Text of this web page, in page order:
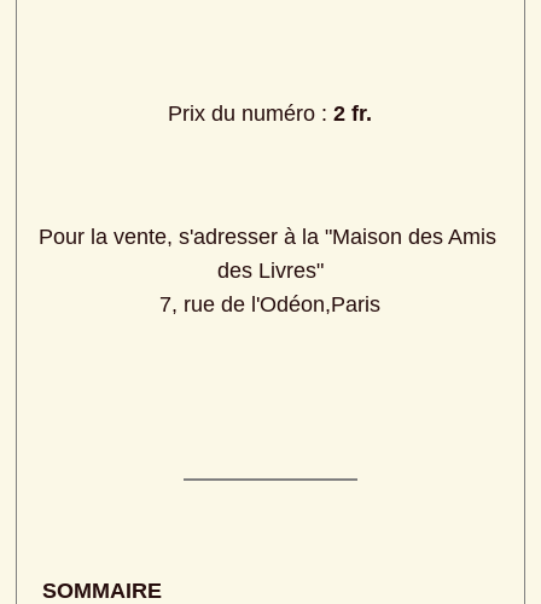
Prix du numéro : 2 fr.
Pour la vente, s'adresser à la "Maison des Amis
des Livres"
7, rue de l'Odéon,Paris
SOMMAIRE